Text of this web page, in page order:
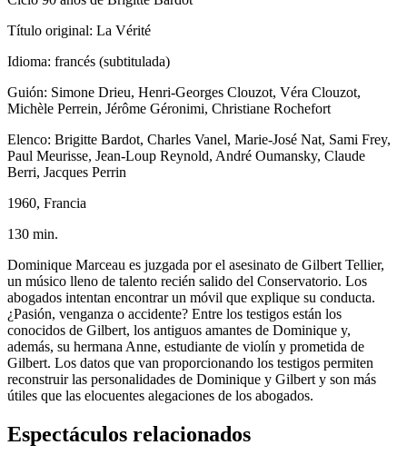
Título original: La Vérité
Idioma: francés (subtitulada)
Guión: Simone Drieu, Henri-Georges Clouzot, Véra Clouzot,
Michèle Perrein, Jérôme Géronimi, Christiane Rochefort
Elenco: Brigitte Bardot, Charles Vanel, Marie-José Nat, Sami Frey,
Paul Meurisse, Jean-Loup Reynold, André Oumansky, Claude
Berri, Jacques Perrin
1960, Francia
130 min.
Dominique Marceau es juzgada por el asesinato de Gilbert Tellier,
un músico lleno de talento recién salido del Conservatorio. Los
abogados intentan encontrar un móvil que explique su conducta.
¿Pasión, venganza o accidente? Entre los testigos están los
conocidos de Gilbert, los antiguos amantes de Dominique y,
además, su hermana Anne, estudiante de violín y prometida de
Gilbert. Los datos que van proporcionando los testigos permiten
reconstruir las personalidades de Dominique y Gilbert y son más
útiles que las elocuentes alegaciones de los abogados.
Espectáculos relacionados